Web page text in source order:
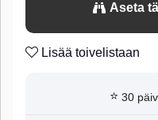
Aseta
Lisää toivelistaan
⭐ 30